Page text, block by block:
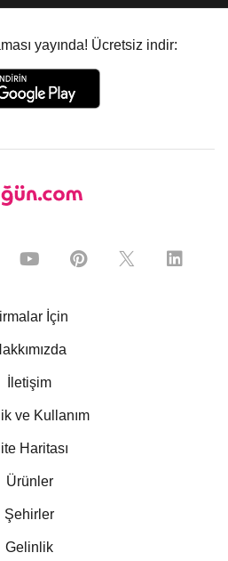
yayında! Ücretsiz indir:
İçin
İletişim
ve Kullanım
Haritası
Ürünler
Şehirler
Gelinlik